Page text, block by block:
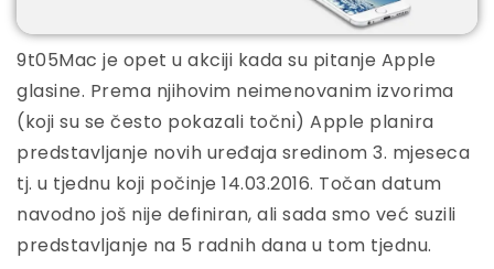
9t05Mac je opet u akciji kada su pitanje Apple
glasine. Prema njihovim neimenovanim izvorima
(koji su se često pokazali točni) Apple planira
predstavljanje novih uređaja sredinom 3. mjeseca
tj. u tjednu koji počinje 14.03.2016. Točan datum
navodno još nije definiran, ali sada smo već suzili
predstavljanje na 5 radnih dana u tom tjednu.